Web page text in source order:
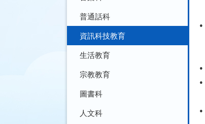
•
•
•
•
普通話科
資訊科技教育
生活教育
宗教教育
圖書科
人文科